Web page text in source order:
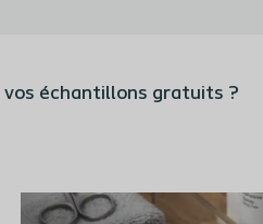
échantillons gratuits ?